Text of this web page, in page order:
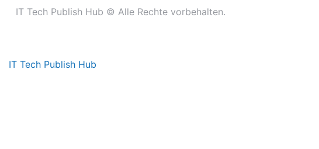
IT Tech Publish Hub © Alle Rechte vorbehalten.
IT Tech Publish Hub